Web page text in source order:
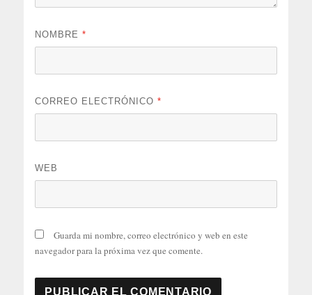
NOMBRE*
CORREO ELECTRÓNICO*
WEB
Guarda mi nombre, correo electrónico y web en este
navegador para la próxima vez que comente.